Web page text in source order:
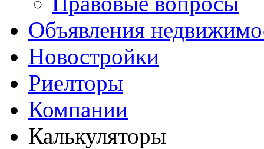
Объявления
Новостройки
Риелторы
Компании
Калькуляторы